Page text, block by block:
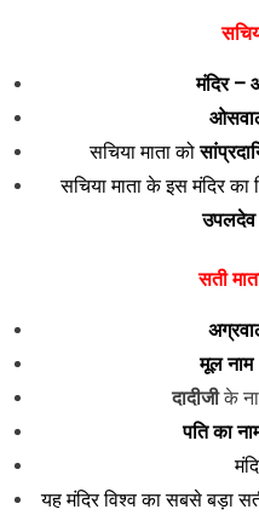
मंदिर –
सचिया माता को
सचिया माता के इस मंदिर का
उपलदेव
सती
मूल नाम
दादीजीके
पति का
यह मंदिर विश्व का सबसे बड़ा